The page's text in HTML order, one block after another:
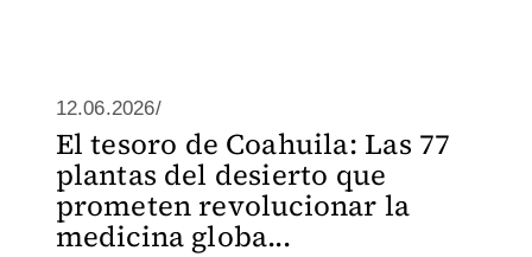
12.06.2026/
El tesoro de Coahuila: Las 77
plantas del desierto que
prometen revolucionar la
medicina globa...